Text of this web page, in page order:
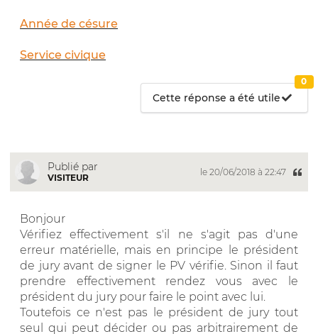
Année de césure
Service civique
Cette réponse a été utile
0
Publié par
VISITEUR
le 20/06/2018 à 22:47
Bonjour
Vérifiez effectivement s'il ne s'agit pas d'une
erreur matérielle, mais en principe le président
de jury avant de signer le PV vérifie. Sinon il faut
prendre effectivement rendez vous avec le
président du jury pour faire le point avec lui.
Toutefois ce n'est pas le président de jury tout
seul qui peut décider ou pas arbitrairement de